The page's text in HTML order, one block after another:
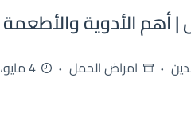
| أهم الأدوية
امراض الحمل 4 مايو، 2026